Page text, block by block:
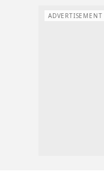
ADVERTISEMENT